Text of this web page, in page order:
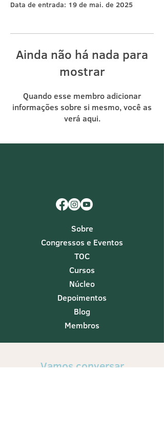
Data de entrada: 19 de mai. de 2025
Ainda não há nada para
mostrar
Quando esse membro adicionar
informações sobre si mesmo, você as
verá aqui.
Sobre
Congressos e Eventos
TOC
Cursos
Núcleo
Depoimentos
Blog
Membros
Vamos conversar